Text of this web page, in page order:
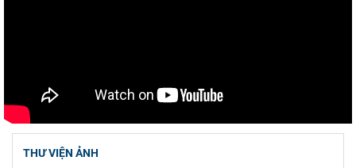
lập, tự chủ: Sáng kiến của Cộng hòa Dân chủ
THƯ VIỆN ẢNH